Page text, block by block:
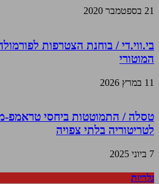
21 בספטמבר 2020
המוטורי
11 במרץ 2026
טסלה / התמוטטות ביחסי
לטריטוריה בלתי צפויה
7 ביוני 2025
גלריות